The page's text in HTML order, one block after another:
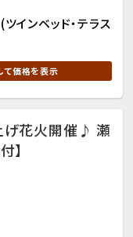
インベッド・テラス
て価格を表示
げ花火開催♪ 瀬
】